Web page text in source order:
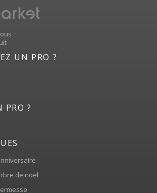
UN PRO ?
PRO ?
de noel